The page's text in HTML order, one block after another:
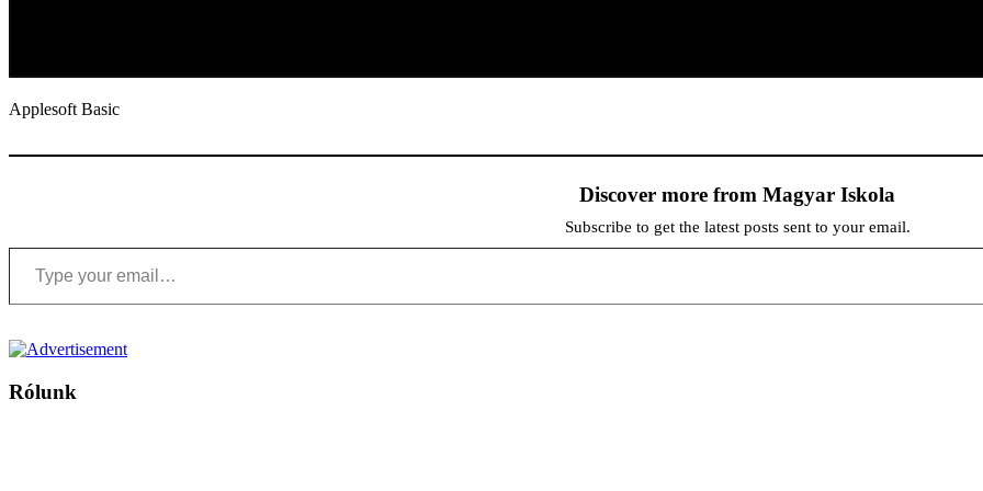
Applesoft Basic
Discover more from Magyar Iskola
Subscribe to get the latest posts sent to your email.
Type your email…
Rólunk